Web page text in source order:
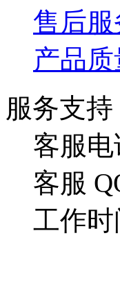
售后
产品
服务支持
客服电
客服
工作时
（